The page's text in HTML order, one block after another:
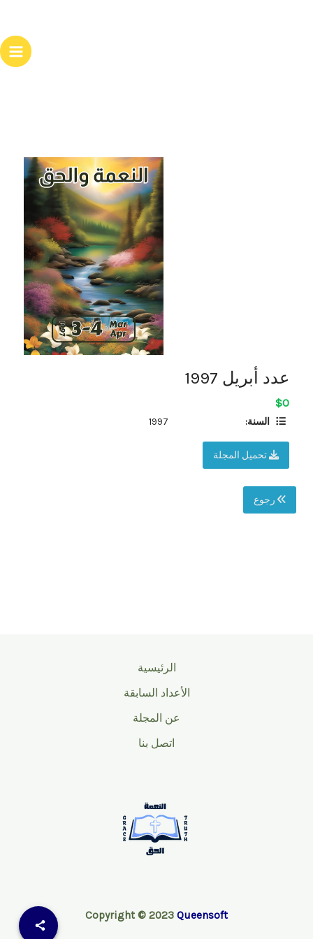
عدد أبريل 1997
$0
السنة: 1997
تحميل المجلة
رجوع
الرئيسية
الأعداد السابقة
عن المجلة
اتصل بنا
Copyright © 2023 Queensoft